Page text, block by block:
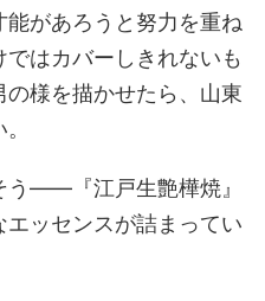
があろうと努力を重ね
はカバーしきれないも
様を描かせたら、山東
う――『江戸生艶樺焼』
ッセンスが詰まってい